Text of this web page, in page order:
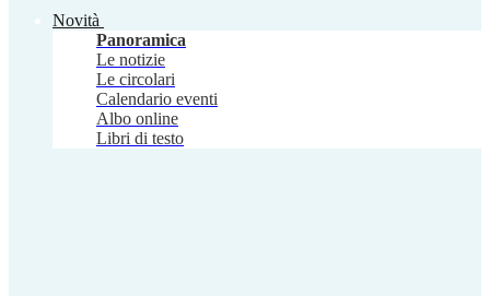
Novità
Panoramica
Le notizie
Le circolari
Calendario eventi
Albo online
Libri di testo